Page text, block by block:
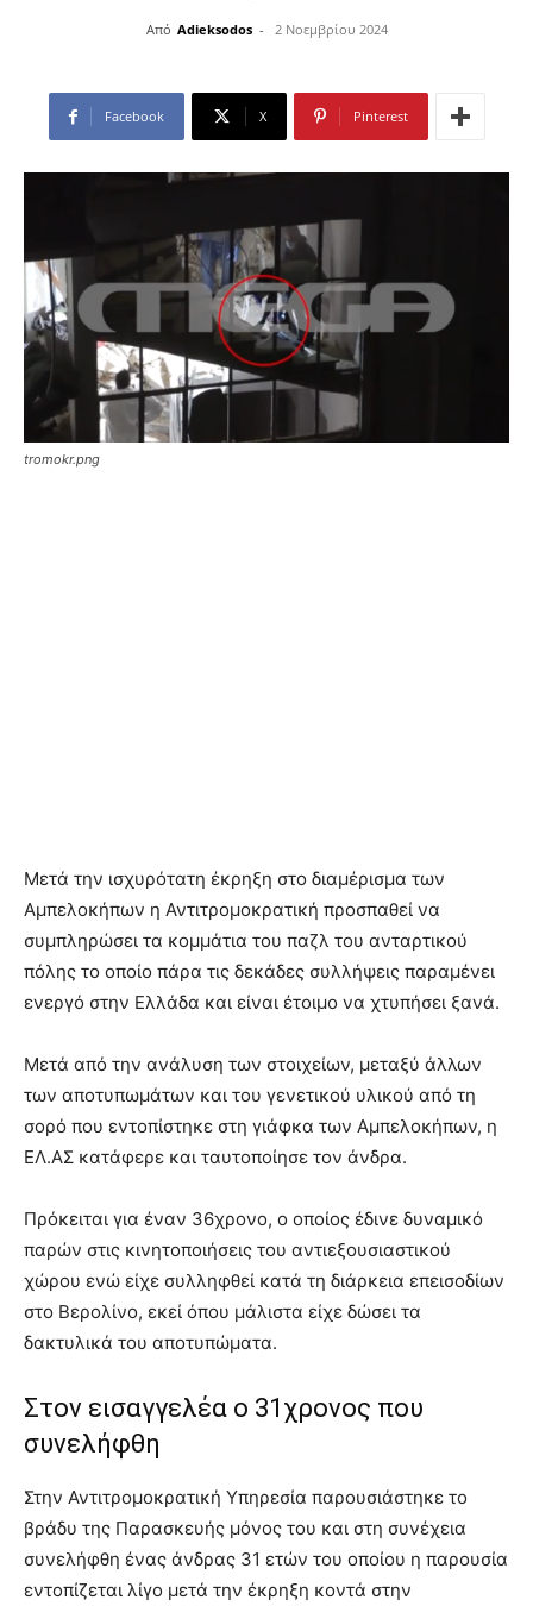
Από Adieksodos - 2 Νοεμβρίου 2024
Facebook X Pinterest
tromokr.png
Μετά την ισχυρότατη έκρηξη στο διαμέρισμα των
Αμπελοκήπων η Αντιτρομοκρατική προσπαθεί να
συμπληρώσει τα κομμάτια του παζλ του ανταρτικού
πόλης το οποίο πάρα τις δεκάδες συλλήψεις παραμένει
ενεργό στην Ελλάδα και είναι έτοιμο να χτυπήσει ξανά.
Μετά από την ανάλυση των στοιχείων, μεταξύ άλλων
των αποτυπωμάτων και του γενετικού υλικού από τη
σορό που εντοπίστηκε στη γιάφκα των Αμπελοκήπων, η
ΕΛ.ΑΣ κατάφερε και ταυτοποίησε τον άνδρα.
Πρόκειται για έναν 36χρονο, ο οποίος έδινε δυναμικό
παρών στις κινητοποιήσεις του αντιεξουσιαστικού
χώρου ενώ είχε συλληφθεί κατά τη διάρκεια επεισοδίων
στο Βερολίνο, εκεί όπου μάλιστα είχε δώσει τα
δακτυλικά του αποτυπώματα.
Στον εισαγγελέα ο 31χρονος που
συνελήφθη
Στην Αντιτρομοκρατική Υπηρεσία παρουσιάστηκε το
βράδυ της Παρασκευής μόνος του και στη συνέχεια
συνελήφθη ένας άνδρας 31 ετών του οποίου η παρουσία
εντοπίζεται λίγο μετά την έκρηξη κοντά στην